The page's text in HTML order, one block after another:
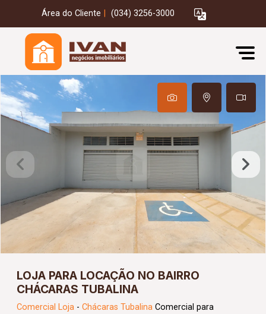
Área do Cliente (034) 3256-3000
LOJA PARA LOCAÇÃO NO BAIRRO
CHÁCARAS TUBALINA
Comercial Loja - Chácaras Tubalina Comercial para